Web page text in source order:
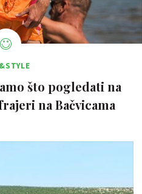
što pogledati na
na Bačvicama